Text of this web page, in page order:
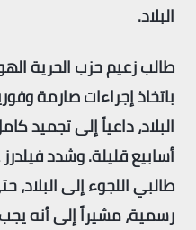
البلاد.
طالب زعيم حزب الحرية
باتخاذ إجراءات صارمة
البلاد، داعياً إلى تجميد
أسابيع قليلة. وشدد
طالبي اللجوء إلى
رسمية، مشيراً إلى أنه